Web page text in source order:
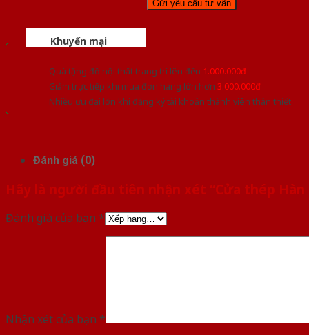
Khuyến mại
Quà tặng đồ nội thất trang trí lên đến 1.000.000đ
Giảm trực tiếp khi mua đơn hàng lớn hơn 3.000.000đ
Nhiều ưu đãi lớn khi đăng ký tài khoản thành viên thân thiết
Đánh giá (0)
Hãy là người đầu tiên nhận xét “Cửa thép Hàn
Đánh giá của bạn *
Nhận xét của bạn *